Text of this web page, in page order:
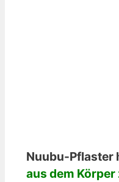
Nuubu-Pflaster
aus dem Körper